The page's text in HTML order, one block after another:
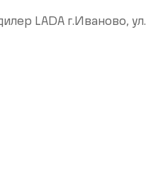
LADA г.Иваново, ул.